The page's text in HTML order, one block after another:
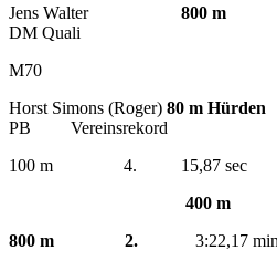
Jens Walter 800 m
DM Quali
M70
Horst Simons (Roger) 80 m
PB Vereinsrekord
100 m 4. 15,87 sec
400
800 m 2.
3:22,17 min